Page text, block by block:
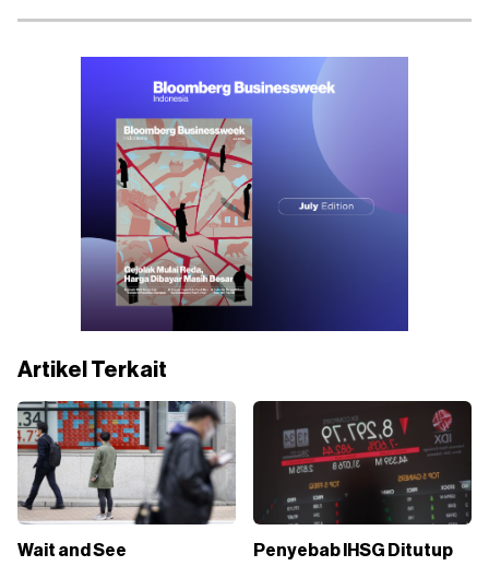
Artikel Terkait
Wait and See
Penyebab IHSG Ditutup